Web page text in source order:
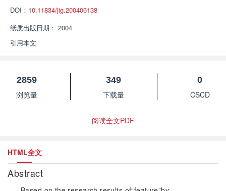
DOI： 10.11834/jig.200406138
纸质出版日期： 2004
引用本文
2859
浏览量
349
下载量
0
CSCD
阅读全文PDF
HTML全文
Abstract